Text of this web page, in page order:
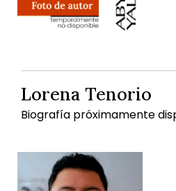
Lorena Tenorio
Biografía próximamente